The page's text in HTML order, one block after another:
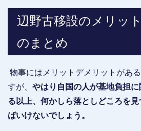
辺野古移設のメリッ
のまとめ
物事にはメリットデメリットがあ
すが、 やはり自国の人が基地負担
る以上、何かしら落としどころを
ばいけないでしょう。